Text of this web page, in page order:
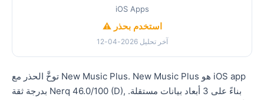
iOS Apps
⚠️ استخدم بحذر
آخر تحليل 2026-04-12
توخَّ الحذر مع New Music Plus. New Music Plus هو iOS app
بدرجة ثقة Nerq 46.0/100 (D), بناءً على 3 أبعاد بيانات مستقلة.